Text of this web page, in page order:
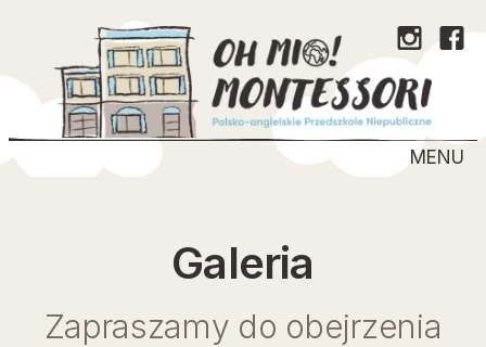
MENU
Galeria
Zapraszamy do obejrzenia